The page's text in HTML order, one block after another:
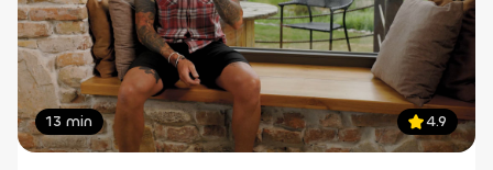
13 min 4.9